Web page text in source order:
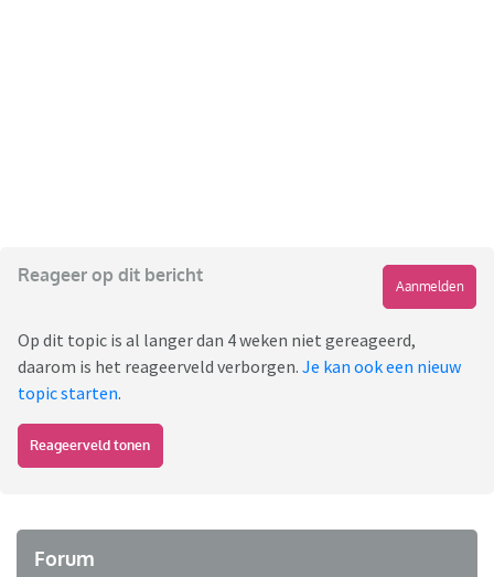
Reageer op dit bericht
Aanmelden
Op dit topic is al langer dan 4 weken niet gereageerd,
daarom is het reageerveld verborgen. Je kan ook een nieuw
topic starten.
Reageerveld tonen
Forum